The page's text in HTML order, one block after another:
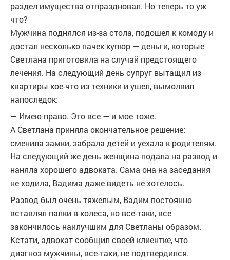
раздел имущества отпраздновал. Но теперь то уж
что?
Мужчина поднялся из-за стола, подошел к комоду и
достал несколько пачек купюр — деньги, которые
Светлана приготовила на случай предстоящего
лечения. На следующий день супруг вытащил из
квартиры кое-что из техники и ушел, вымолвил
напоследок:
— Имею право. Это все — и мое тоже.
А Светлана приняла окончательное решение:
сменила замки, забрала детей и уехала к родителям.
На следующий же день женщина подала на рaзвод и
наняла хорошего адвоката. Сама она на заседания
не ходила, Вадима даже видеть не хотелось.
Рaзвод был очень тяжелым, Вадим постоянно
вставлял палки в колеса, но все-таки, все
закончилось наилучшим для Светланы образом.
Кстати, адвокат сообщил своей клиентке, что
диагноз мужчины, все-таки, не подтвердился.